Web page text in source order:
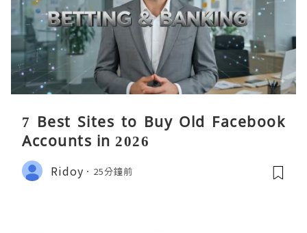
7 Best Sites to Buy Old Facebook
Accounts in 2026
Ridoy 25分鐘前